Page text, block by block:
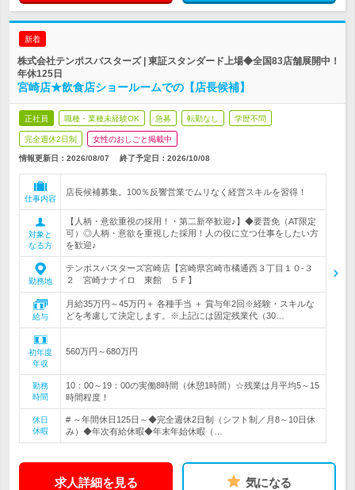
新着
株式会社テンポスバスターズ | 東証スタンダード上場◆全国83店舗展開中！
年休125日
宮崎店★飲食店ショールームでの【店長候補】
正社員 職種・業種未経験OK 急募 転勤なし 学歴不問
完全週休2日制 女性のおしごと掲載中
情報更新日：2026/08/07 終了予定日： 2026/10/08
仕事内容
店長候補募集。100％反響営業でムリなく経営スキルを習得！
対象と
なる方
【人柄・意欲重視の採用！・第二新卒歓迎♪】◆要普免（AT限定
可）◎人柄・意欲を重視した採用！人の役に立つ仕事をしたい方
を歓迎♪
勤務地
テンポスバスターズ宮崎店【宮崎県宮崎市橘通西３丁目１０‐３
２ 宮崎ナナイロ 東館 ５Ｆ】
給与
月給35万円～45万円＋ 各種手当 ＋ 賞与年2回※経験・スキルな
どを考慮して決定します。※上記には固定残業代（30…
初年度
年収
560万円～680万円
勤務
時間
10：00～19：00の実働8時間（休憩1時間）☆残業は月平均5～15
時間程度！
休日
休暇
# ～年間休日125日～◆完全週休2日制（シフト制／月8～10日休
み）◆年次有給休暇◆年末年始休暇（…
求人詳細を見る 気になる